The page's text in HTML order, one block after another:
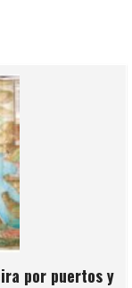
por puertos y